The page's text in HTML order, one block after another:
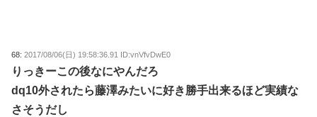
68:2017/08/06(日) 19:58:36.91 ID:vnVfvDwE0
りっきーこの後なにやんだろ
dq10外されたら藤澤みたいに好き勝手出来るほど実績な
さそうだし